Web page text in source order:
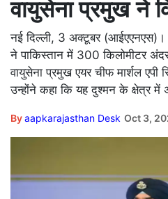
वायुसेना प्रमुख ने
नई दिल्ली, 3 अक्टूबर
ने पाकिस्तान में 300 किलोमीटर
वायुसेना प्रमुख एयर चीफ मार्शल एपी
उन्होंने कहा कि यह दुश्मन के क्षेत्र
Byaapkarajasthan Desk Oct 3,